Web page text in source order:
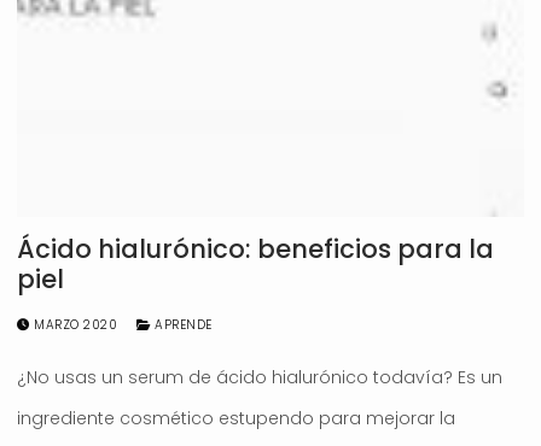
Ácido hialurónico: beneficios para la
piel
MARZO 2020 APRENDE
¿No usas un serum de ácido hialurónico todavía? Es un
ingrediente cosmético estupendo para mejorar la